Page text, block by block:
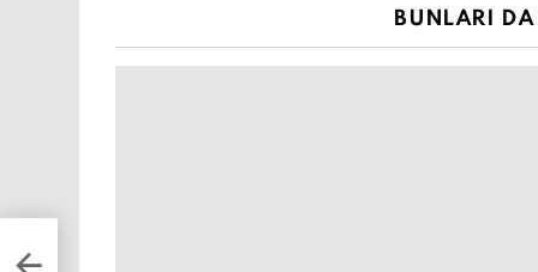
BUNLARI